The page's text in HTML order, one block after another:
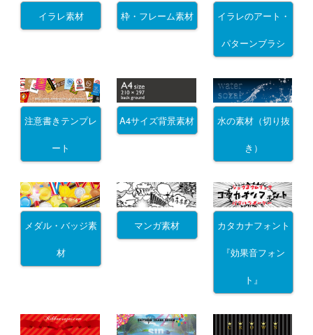
イラレ素材 枠・フレーム素材 イラレのアート・
パターンブラシ
注意書きテンプレ
ート
A4サイズ背景素材 水の素材（切り抜
き）
メダル・バッジ素
材
マンガ素材 カタカナフォント
『効果音フォン
ト』